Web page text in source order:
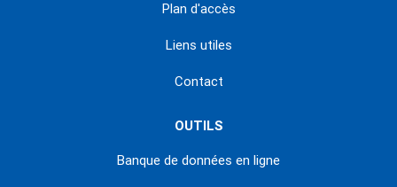
Plan d'accès
Liens utiles
Contact
OUTILS
Banque de données en ligne